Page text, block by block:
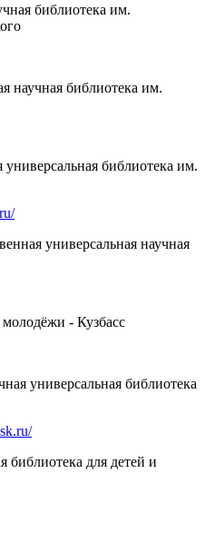
библиотека им.
научная библиотека им.
универсальная библиотека им.
универсальная научная
- Кузбасс
универсальная библиотека
библиотека для детей и